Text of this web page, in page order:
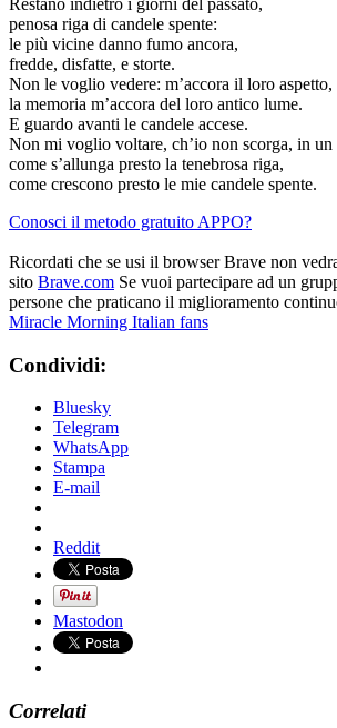
penosa riga di candele spente:
le più vicine danno fumo ancora,
fredde, disfatte, e storte.
Non le voglio vedere: m’accora il loro aspetto,
la memoria m’accora del loro antico lume.
E guardo avanti le candele accese.
Non mi voglio voltare, ch’io non scorga, in
come s’allunga presto la tenebrosa riga,
come crescono presto le mie candele spente.
Conosci il metodo gratuito APPO?
Ricordati che se usi il browser Brave non
sito Brave.com Se vuoi partecipare ad un
persone che praticano il miglioramento
Miracle Morning Italian fans
Condividi:
Bluesky
Telegram
WhatsApp
Stampa
E-mail
Reddit
Mastodon
Correlati